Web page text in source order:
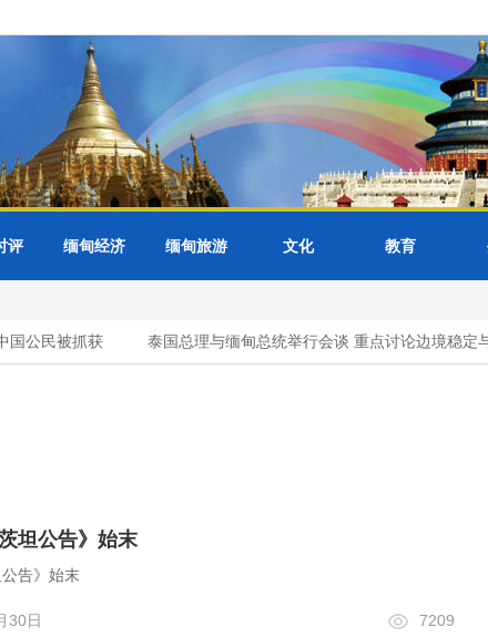
评 缅甸经济 缅甸旅游 文化 教育
公民被抓获 泰国总理与缅甸总统举行会谈 重点讨论边境稳定与
坦公告》始末
告》始末
30日 7209